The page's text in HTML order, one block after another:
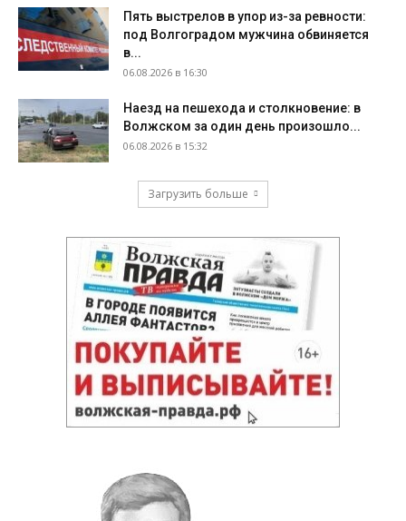
Пять выстрелов в упор из-за ревности:
под Волгоградом мужчина обвиняется
в...
06.08.2026 в 16:30
Наезд на пешехода и столкновение: в
Волжском за один день произошло...
06.08.2026 в 15:32
Загрузить больше